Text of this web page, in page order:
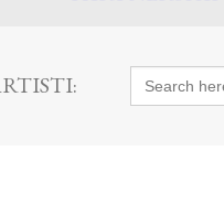
Search
for: